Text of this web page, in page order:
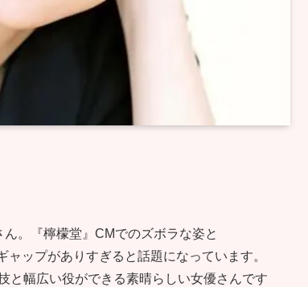
。『檸檬堂』CMでのズボラな姿と
ップがありすぎると話題になっています。
と幅広い役ができる素晴らしい女優さんです